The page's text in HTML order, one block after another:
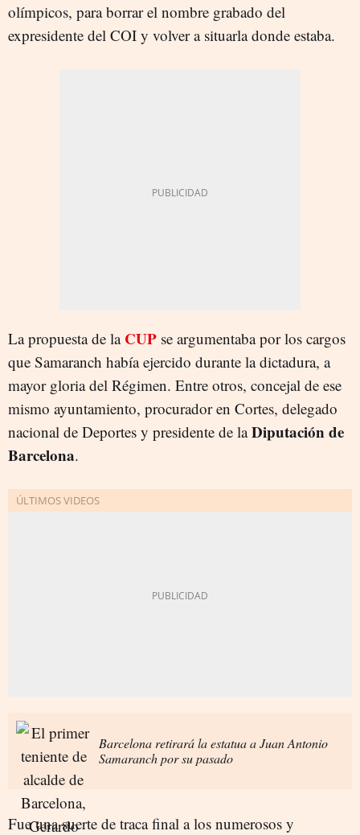
olímpicos, para borrar el nombre grabado del
expresidente del COI y volver a situarla donde estaba.
La propuesta de la CUP se argumentaba por los cargos
que Samaranch había ejercido durante la dictadura, a
mayor gloria del Régimen. Entre otros, concejal de ese
mismo ayuntamiento, procurador en Cortes, delegado
nacional de Deportes y presidente de laDiputación de
Barcelona.
Barcelona retirará la estatua a Juan Antonio
Samaranch por su pasado
Fue una suerte de traca final a los numerosos y